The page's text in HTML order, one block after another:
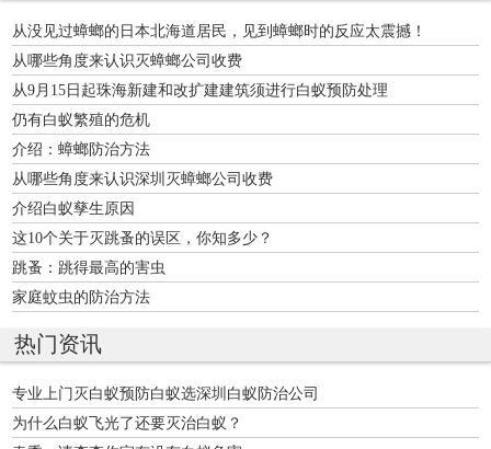
从没见过蟑螂的日本北海道居民，见到蟑螂时的反应太震撼！
从哪些角度来认识灭蟑螂公司收费
从9月15日起珠海新建和改扩建建筑须进行白蚁预防处理
仍有白蚁繁殖的危机
介绍：蟑螂防治方法
从哪些角度来认识深圳灭蟑螂公司收费
介绍白蚁孳生原因
这10个关于灭跳蚤的误区，你知多少？
跳蚤：跳得最高的害虫
家庭蚊虫的防治方法
热门资讯
专业上门灭白蚁预防白蚁选深圳白蚁防治公司
为什么白蚁飞光了还要灭治白蚁？